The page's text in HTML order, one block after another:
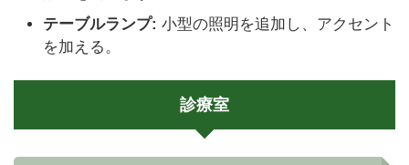
テーブルランプ: 小型の照明を追加し、アクセント
を加える。
診療室